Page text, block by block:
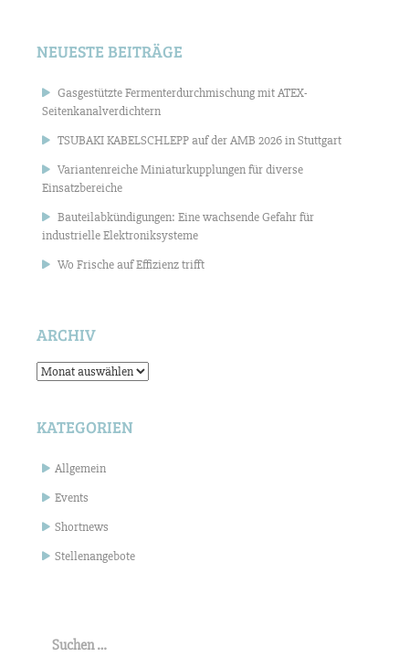
NEUESTE BEITRÄGE
Gasgestützte Fermenterdurchmischung mit ATEX-
Seitenkanalverdichtern
TSUBAKI KABELSCHLEPP auf der AMB 2026 in Stuttgart
Variantenreiche Miniaturkupplungen für diverse
Einsatzbereiche
Bauteilabkündigungen: Eine wachsende Gefahr für
industrielle Elektroniksysteme
Wo Frische auf Effizienz trifft
ARCHIV
Archiv
KATEGORIEN
Allgemein
Events
Shortnews
Stellenangebote
nach: